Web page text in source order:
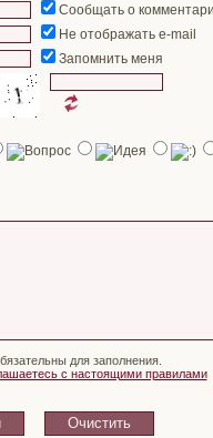
Сообщать о
Не отображать e-mail
Запомнить меня
для заполнения.
с настоящими правилами